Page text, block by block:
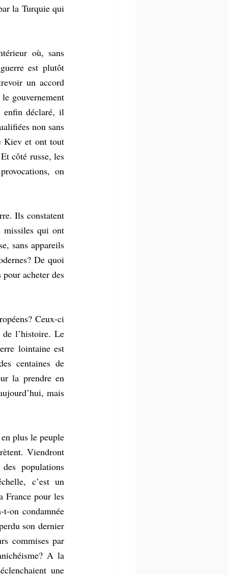
la Turquie qui
où, sans
est plutôt
un accord
gouvernement
enfin déclaré, il
non sans
Kiev et ont tout
côté russe, les
on
Ils constatent
missiles qui ont
sans appareils
De quoi
acheter des
Ceux-ci
de l’histoire. Le
lointaine est
centaines de
la prendre en
mais
plus le peuple
Viendront
populations
c’est un
France pour les
on condamnée
son dernier
commises par
A la
une